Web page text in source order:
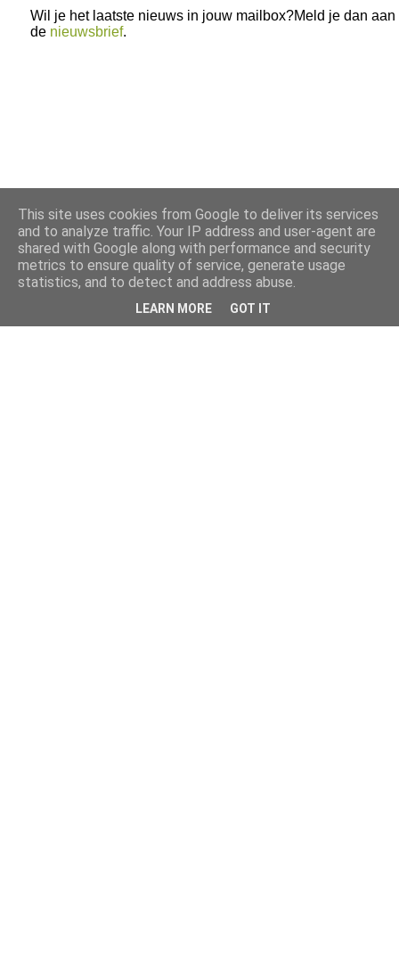
Wil je het laatste nieuws in jouw mailbox?Meld je dan aan
de nieuwsbrief.
This site uses cookies from Google to deliver its services
and to analyze traffic. Your IP address and user-agent are
shared with Google along with performance and security
metrics to ensure quality of service, generate usage
statistics, and to detect and address abuse.
LEARN MORE GOT IT